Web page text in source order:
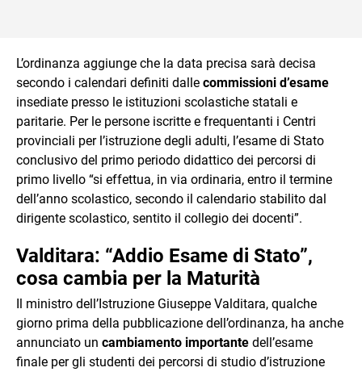
L’ordinanza aggiunge che la data precisa sarà decisa
secondo i calendari definiti dalle commissioni d’esame
insediate presso le istituzioni scolastiche statali e
paritarie. Per le persone iscritte e frequentanti i Centri
provinciali per l’istruzione degli adulti, l’esame di Stato
conclusivo del primo periodo didattico dei percorsi di
primo livello “si effettua, in via ordinaria, entro il termine
dell’anno scolastico, secondo il calendario stabilito dal
dirigente scolastico, sentito il collegio dei docenti”.
Valditara: “Addio Esame di Stato”,
cosa cambia per la Maturità
Il ministro dell’Istruzione Giuseppe Valditara, qualche
giorno prima della pubblicazione dell’ordinanza, ha anche
annunciato un cambiamento importante dell’esame
finale per gli studenti dei percorsi di studio d’istruzione